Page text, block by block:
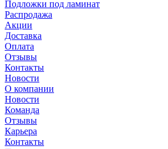
Подложки под ламинат
Распродажа
Акции
Доставка
Оплата
Отзывы
Контакты
Новости
О компании
Новости
Команда
Отзывы
Карьера
Контакты